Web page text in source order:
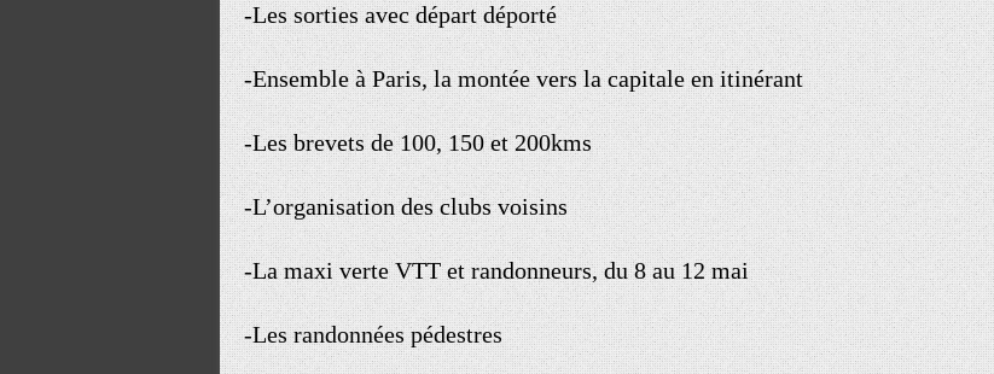
-Les sorties avec départ déporté
-Ensemble à Paris, la montée vers la capitale en itinérant
-Les brevets de 100, 150 et 200kms
-L’organisation des clubs voisins
-La maxi verte VTT et randonneurs, du 8 au 12 mai
-Les randonnées pédestres